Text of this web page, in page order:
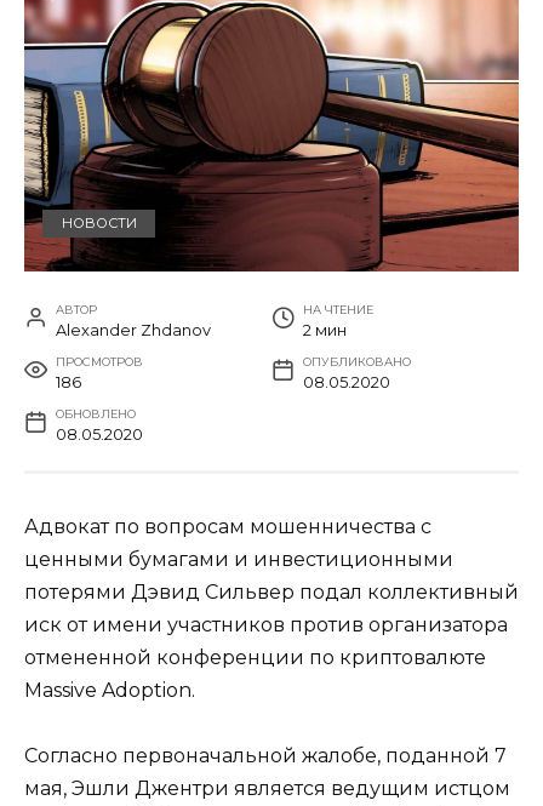
НОВОСТИ
АВТОР
Alexander Zhdanov
НА ЧТЕНИЕ
2 мин
ПРОСМОТРОВ
186
ОПУБЛИКОВАНО
08.05.2020
ОБНОВЛЕНО
08.05.2020
Адвокат по вопросам мошенничества с
ценными бумагами и инвестиционными
потерями Дэвид Сильвер подал коллективный
иск от имени участников против организатора
отмененной конференции по криптовалюте
Massive Adoption.
Согласно первоначальной жалобе, поданной 7
мая, Эшли Джентри является ведущим истцом